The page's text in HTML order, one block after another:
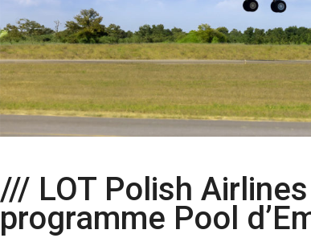
/// LOT Polish
programme Pool